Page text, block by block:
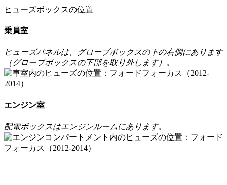
ヒューズボックスの位置
乗員室
ヒューズパネルは、グローブボックスの下の右側にあります
（グローブボックスの下部を取り外します）。
エンジン室
配電ボックスはエンジンルームにあります。